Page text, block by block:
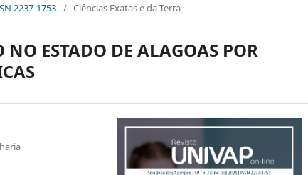
2237-1753 / Ciências Exatas e da Terra
ESTADO DE ALAGOAS POR